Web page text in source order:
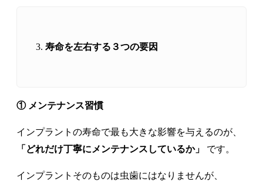
寿命を左右する３つの要因
① メンテナンス習慣
インプラントの寿命で最も大きな影響を与えるのが、
「どれだけ丁寧にメンテナンスしているか」
です。
インプラントそのものは虫歯にはなりませんが、